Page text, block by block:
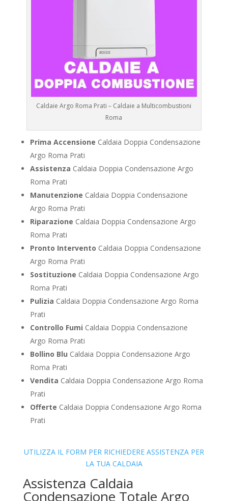
Caldaie Argo Roma Prati – Caldaie a Multicombustioni
Roma
Prima Accensione Caldaia Doppia Condensazione
Argo Roma Prati
Assistenza Caldaia Doppia Condensazione Argo
Roma Prati
Manutenzione Caldaia Doppia Condensazione
Argo Roma Prati
Riparazione Caldaia Doppia Condensazione Argo
Roma Prati
Pronto Intervento Caldaia Doppia Condensazione
Argo Roma Prati
Sostituzione Caldaia Doppia Condensazione Argo
Roma Prati
Pulizia Caldaia Doppia Condensazione Argo Roma
Prati
Controllo Fumi Caldaia Doppia Condensazione
Argo Roma Prati
Bollino Blu Caldaia Doppia Condensazione Argo
Roma Prati
Vendita Caldaia Doppia Condensazione Argo Roma
Prati
Offerte Caldaia Doppia Condensazione Argo Roma
Prati
UTILIZZA IL FORM PER RICHIEDERE ASSISTENZA PER
LA TUA CALDAIA
Assistenza Caldaia
Condensazione Totale Argo